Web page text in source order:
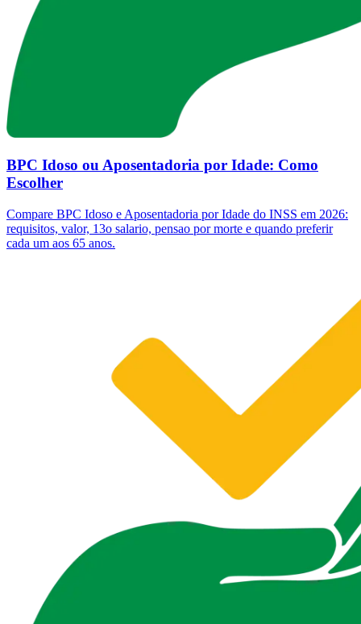
BPC Idoso ou Aposentadoria por Idade: Como
Escolher
Compare BPC Idoso e Aposentadoria por Idade do INSS em 2026:
requisitos, valor, 13o salario, pensao por morte e quando preferir
cada um aos 65 anos.